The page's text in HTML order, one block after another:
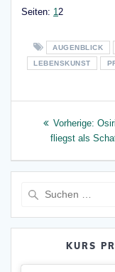
Seiten: Seite
1 ,
Seite
2
AUGENBLICK
LEBENSKUNST
Vorherige:
fliegst als
KURS